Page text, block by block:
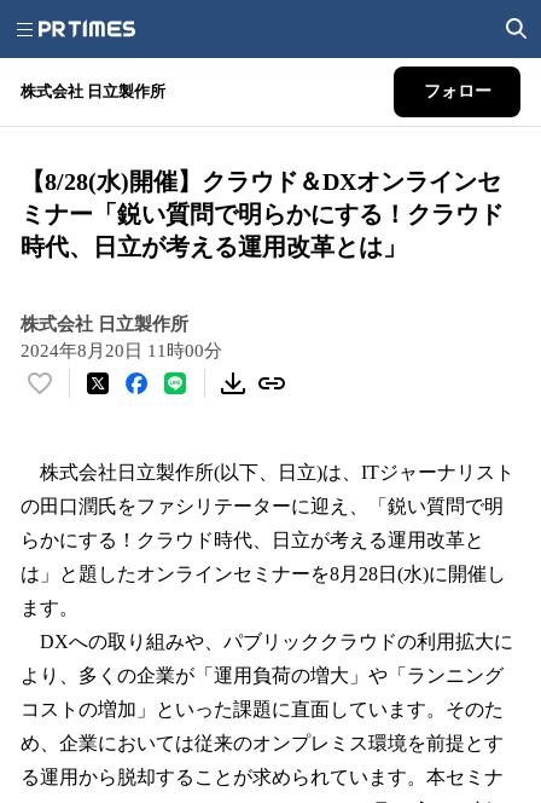
株式会社 日立製作所 フォロー
【8/28(水)開催】クラウド＆DXオンラインセ
ミナー「鋭い質問で明らかにする！クラウド
時代、日立が考える運用改革とは」
株式会社 日立製作所
2024年8月20日 11時00分
い
！
数
を
読
み
込
み
中
で
す
株式会社日立製作所(以下、日立)は、ITジャーナリスト
の田口潤氏をファシリテーターに迎え、「鋭い質問で明
らかにする！クラウド時代、日立が考える運用改革と
は」と題したオンラインセミナーを8月28日(水)に開催し
ます。
DXへの取り組みや、パブリッククラウドの利用拡大に
より、多くの企業が「運用負荷の増大」や「ランニング
コストの増加」といった課題に直面しています。そのた
め、企業においては従来のオンプレミス環境を前提とす
る運用から脱却することが求められています。本セミナ